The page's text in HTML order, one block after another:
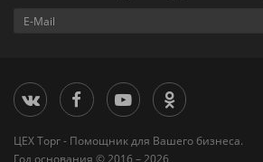
ЦЕХ Торг - Помощник для Вашего бизнеса.
Год основания © 2016 – 2026